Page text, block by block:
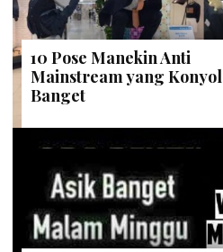
10 Pose Manekin Anti
Mainstream yang Konyol
Banget